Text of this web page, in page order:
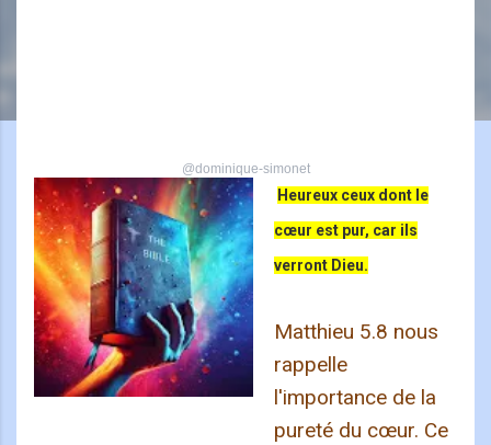
@dominique-simonet
Heureux ceux dont le
cœur est pur, car ils
verront Dieu.
Matthieu 5.8 nous
rappelle
l'importance de la
pureté du cœur. Ce